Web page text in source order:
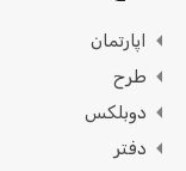
اپارتمان
طرح
دوبلکس
دفتر